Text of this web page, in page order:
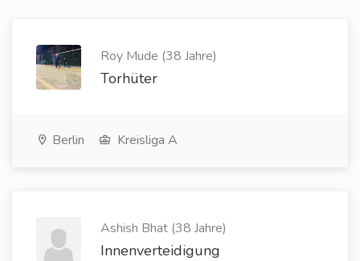
Roy Mude (38 Jahre)
Torhüter
Berlin Kreisliga A
Ashish Bhat (38 Jahre)
Innenverteidigung